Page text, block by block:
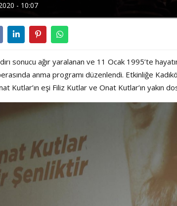
- 10:07
sonucu ağır yaralanan ve 11 Ocak 1995’te
anma programı düzenlendi. Etkinliğe
Kutlar’ın eşi Filiz Kutlar ve Onat Kutlar’ın yakın